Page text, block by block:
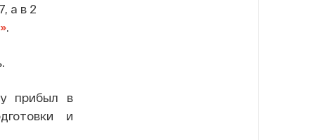
а в 2
.
прибыл в
и